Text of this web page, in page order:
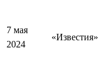
7 мая
2024
«Известия»